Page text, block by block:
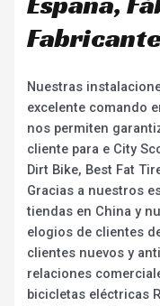
Nuestras
excelente comando
nos permiten
cliente para e City
Dirt Bike, Best Fat
Gracias a nuestros
tiendas en China y
elogios de clientes
clientes nuevos y
relaciones
bicicletas eléctricas